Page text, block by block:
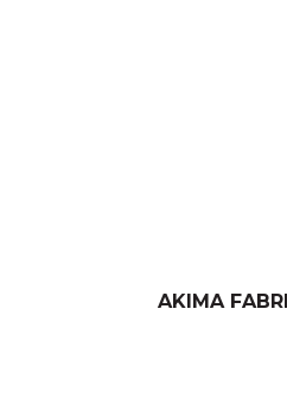
AKIMA